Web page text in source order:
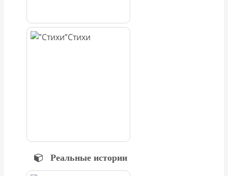
Стихи
Реальные истории